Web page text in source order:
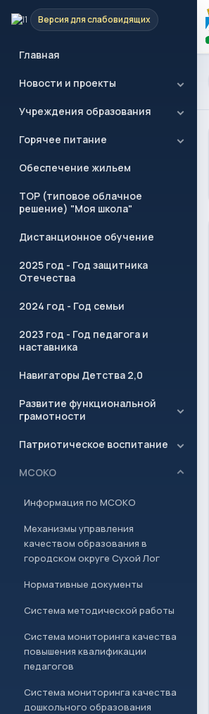
Версия для слабовидящих
Главная
Новости и проекты
Учреждения образования
Горячее питание
Обеспечение жильем
ТОР (типовое облачное
решение) "Моя школа"
Дистанционное обучение
2025 год - Год защитника
Отечества
2024 год - Год семьи
2023 год - Год педагога и
наставника
Навигаторы Детства 2,0
Развитие функциональной
грамотности
Патриотическое воспитание
МСОКО
Информация по МСОКО
Механизмы управления
качеством образования в
городском округе Сухой Лог
Нормативные документы
Система методической работы
Система мониторинга качества
повышения квалификации
педагогов
Система мониторинга качества
дошкольного образования